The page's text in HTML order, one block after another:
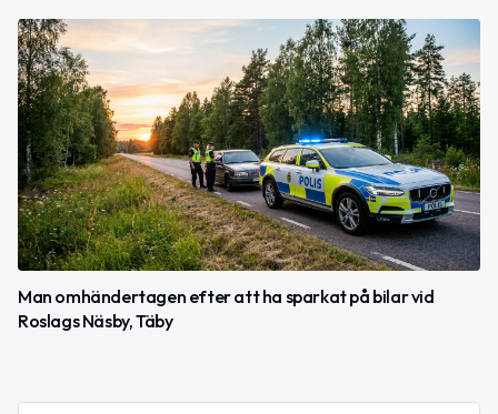
Man omhändertagen efter att ha sparkat på bilar vid
Roslags Näsby, Täby